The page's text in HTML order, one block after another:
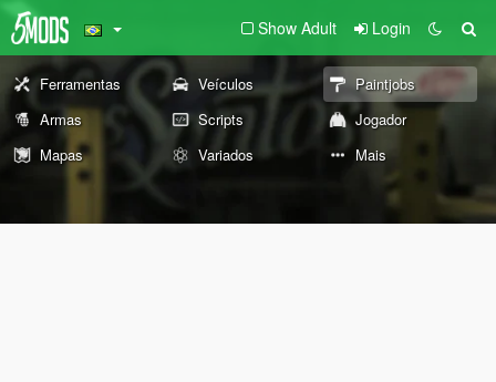
Show Adult Login
Ferramentas Veículos
Paintjobs
Armas
Scripts
Jogador
Mapas
Variados Mais